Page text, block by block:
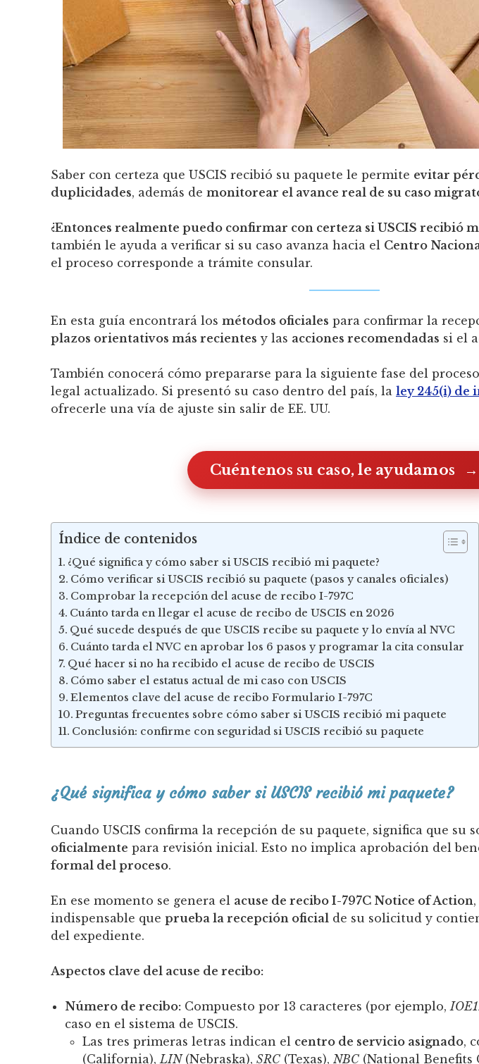
Saber con certeza que USCIS recibió su paquete le permite evitar
duplicidades, además de monitorear el avance real de su caso
¿Entonces realmente puedo confirmar con certeza si USCIS recibió
también le ayuda a verificar si su caso avanza hacia el Centro
el proceso corresponde a trámite consular.
En esta guía encontrará los métodos oficiales para confirmar la
plazos orientativos más recientes y las acciones recomendadas si el
También conocerá cómo prepararse para la siguiente fase del
legal actualizado. Si presentó su caso dentro del país, la ley 245(i) de
ofrecerle una vía de ajuste sin salir de EE. UU.
Cuéntenos su caso, le ayudamos
Índice de contenidos
¿Qué significa y cómo saber si USCIS recibió mi paquete?
Cómo verificar si USCIS recibió su paquete (pasos y canales oficiales)
Comprobar la recepción del acuse de recibo I-797C
Cuánto tarda en llegar el acuse de recibo de USCIS en 2026
Qué sucede después de que USCIS recibe su paquete y lo envía al NVC
Cuánto tarda el NVC en aprobar los 6 pasos y programar la cita consular
Qué hacer si no ha recibido el acuse de recibo de USCIS
Cómo saber el estatus actual de mi caso con USCIS
Elementos clave del acuse de recibo Formulario I-797C
Preguntas frecuentes sobre cómo saber si USCIS recibió mi paquete
Conclusión: confirme con seguridad si USCIS recibió su paquete
¿Qué significa y cómo saber si USCIS recibió mi paquete?
Cuando USCIS confirma la recepción de su paquete, significa que su
oficialmente para revisión inicial. Esto no implica aprobación del
formal del proceso.
En ese momento se genera el acuse de recibo I-797C Notice of Action
indispensable que prueba la recepción oficial de su solicitud y
del expediente.
Aspectos clave del acuse de recibo:
Número de recibo: Compuesto por 13 caracteres (por ejemplo,
caso en el sistema de USCIS.
Las tres primeras letras indican el centro de servicio asignado,
(California), LIN(Nebraska), SRC (Texas), NBC (National Benefits